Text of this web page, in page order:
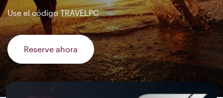
Use el código TRAVELPC
Reserve ahora